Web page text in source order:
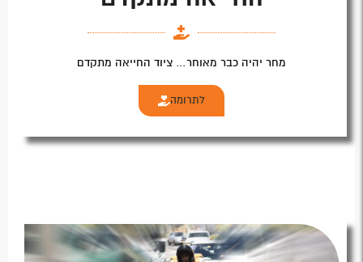
מחר יהיה כבר מאוחר… ציוד החייאה מתקדם
לתרומה